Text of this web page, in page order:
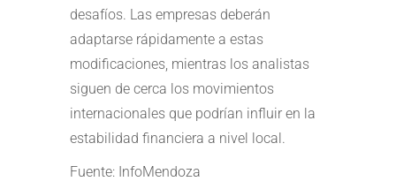
desafíos. Las empresas deberán
adaptarse rápidamente a estas
modificaciones, mientras los analistas
siguen de cerca los movimientos
internacionales que podrían influir en la
estabilidad financiera a nivel local.
Fuente: InfoMendoza